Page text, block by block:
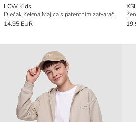
LCW Kids
Dječak Zelena Majica s patentnim zatvaračem
14.95 EUR